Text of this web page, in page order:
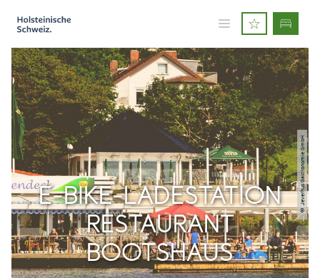
© Jeverhus Gastronomie GmbH
E-BIKE-LADESTATION
RESTAURANT
BOOTSHAUS